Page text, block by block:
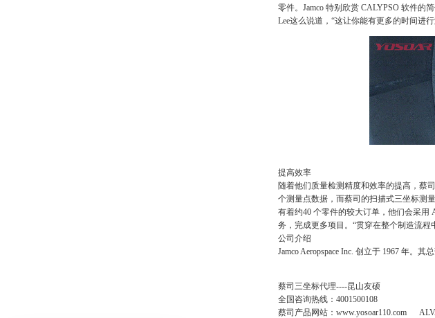
零件。Jamco 特别欣赏 CALYPSO 软件的
Lee这么说道，“这让你能有更多的时间进
提高效率
随着他们质量检测精度和效率的提高，蔡
个测量点数据，而蔡司的扫描式三坐标测
有着约40 个零件的较大订单，他们会采用
务，完成更多项目。“贯穿在整个制造流程
公司介绍
Jamco Aeropspace Inc. 创立于 1967 年。
蔡司三坐标代理----昆山友硕
全国咨询热线：4001500108
蔡司产品网站： www.yosoar110.com